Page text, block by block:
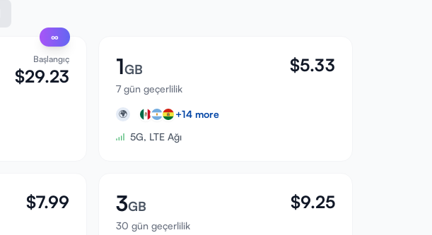
∞
Başlangıç
$29.23 1GB
7 gün geçerlilik
$5.33
🌍 +14 more
5G, LTE Ağı
$7.99 3GB
30 gün geçerlilik
$9.25